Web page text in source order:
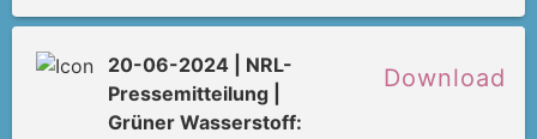
20-06-2024 | NRL-
Pressemitteilung |
Grüner Wasserstoff:
Download